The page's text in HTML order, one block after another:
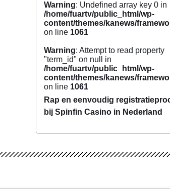
Warning: Undefined array key 0 in
/home/fuartv/public_html/wp-
content/themes/kanews/
on line 1061
Warning: Attempt to read property
"term_id" on null in
/home/fuartv/public_html/wp-
content/themes/kanews/
on line 1061
Rap en eenvoudig
bij Spinfin Casino in Nederland